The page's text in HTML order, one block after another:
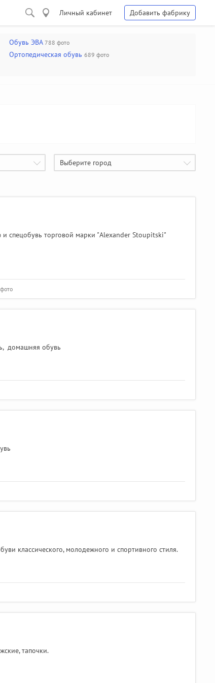
Личный кабинет Добавить фабрику
Обувь ЭВА 788 фото
Ортопедическая обувь 689 фото
Выберите город
спецобувь торговой марки "Alexander Stoupitski"
, домашняя обувь
классического, молодежного и спортивного стиля.
тапочки.